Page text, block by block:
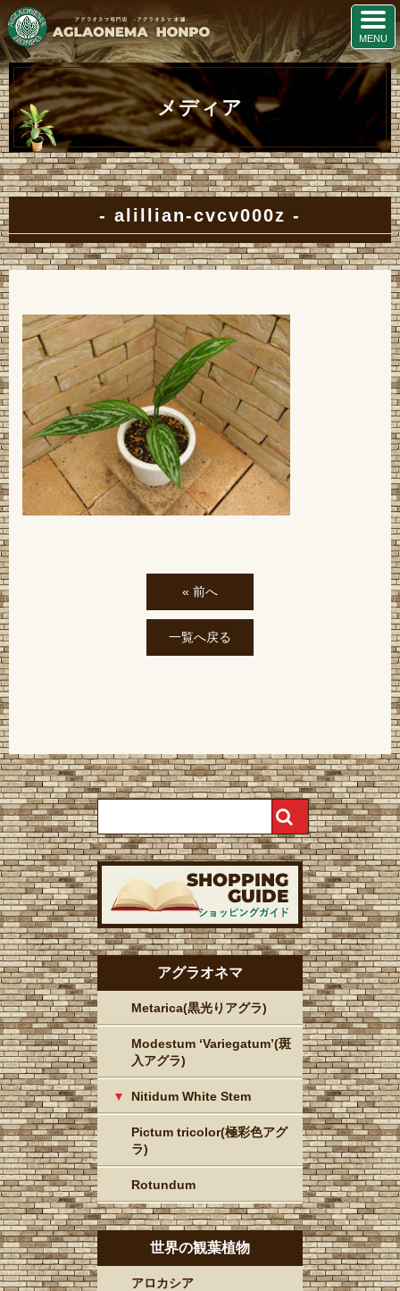
メディア
alillian-cvcv000z
« 前へ
一覧へ戻る
アグラオネマ
Metarica(黒光りアグラ)
Modestum ‘Variegatum’(斑
入アグラ)
Nitidum White Stem
Pictum tricolor(極彩色アグ
ラ)
Rotundum
世界の観葉植物
アロカシア